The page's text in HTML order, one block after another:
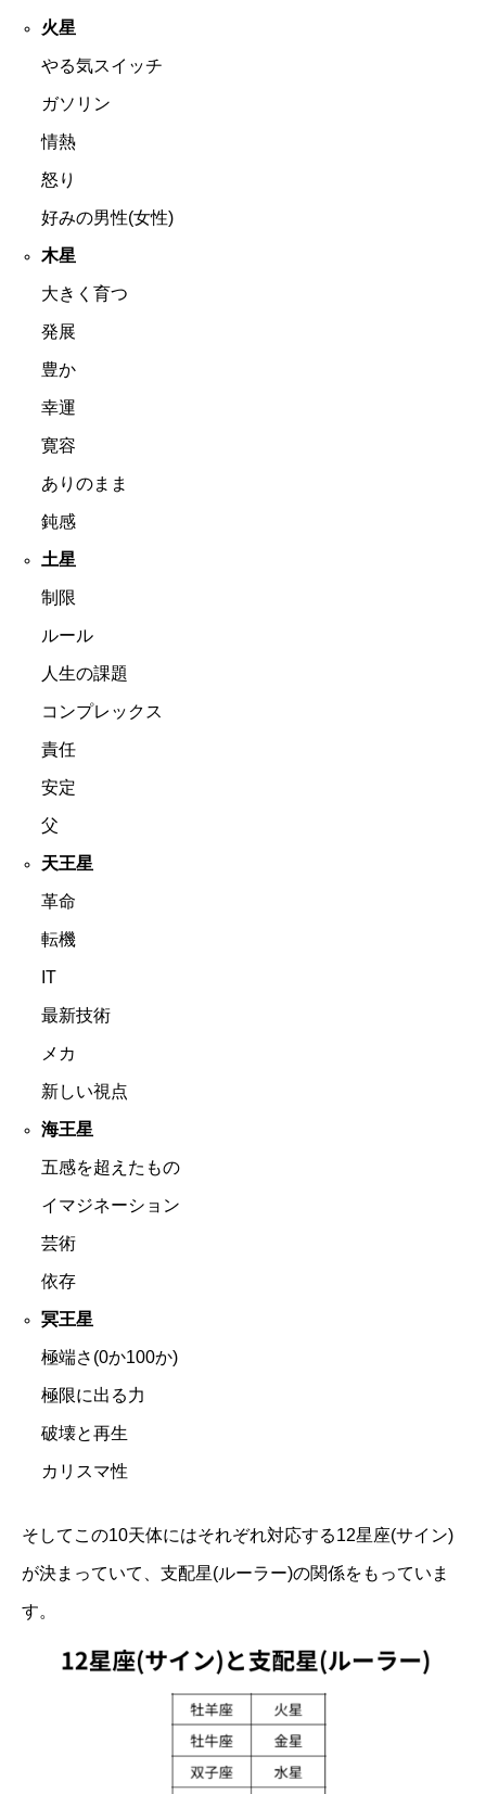
火星
やる気スイッチ
ガソリン
情熱
怒り
好みの男性(女性)
木星
大きく育つ
発展
豊か
幸運
寛容
ありのまま
鈍感
土星
制限
ルール
人生の課題
コンプレックス
責任
安定
父
天王星
革命
転機
IT
最新技術
メカ
新しい視点
海王星
五感を超えたもの
イマジネーション
芸術
依存
冥王星
極端さ(0か100か)
極限に出る力
破壊と再生
カリスマ性
そしてこの10天体にはそれぞれ対応する12星座(サイン)
が決まっていて、支配星(ルーラー)の関係をもっていま
す。